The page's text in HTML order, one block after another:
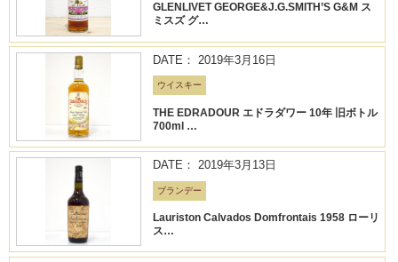
GLENLIVET GEORGE&J.G.SMITH’S G&M ス
ミスズ グ…
DATE： 2019年3月16日
ウイスキー
THE EDRADOUR エドラダワー 10年 旧ボトル
700ml …
DATE： 2019年3月13日
ブランデー
Lauriston Calvados Domfrontais 1958 ローリ
ス…